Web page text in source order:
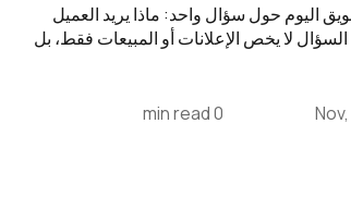
اليوم حول سؤال واحد: ماذا يريد العميل
السؤال لا يخص الإعلانات أو المبيعات فقط، بل
0 min read